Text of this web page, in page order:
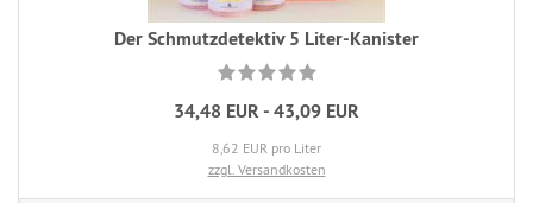
Der Schmutzdetektiv 5 Liter-Kanister
34,48 EUR - 43,09 EUR
8,62 EUR pro Liter
zzgl. Versandkosten